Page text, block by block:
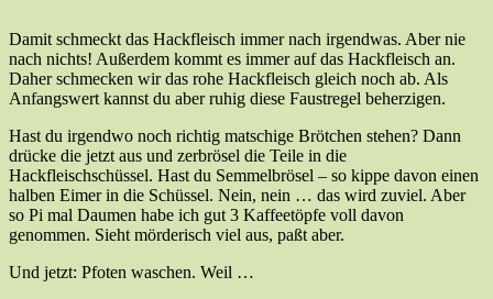
Damit schmeckt das Hackfleisch immer nach irgendwas. Aber nie
nach nichts! Außerdem kommt es immer auf das Hackfleisch an.
Daher schmecken wir das rohe Hackfleisch gleich noch ab. Als
Anfangswert kannst du aber ruhig diese Faustregel beherzigen.
Hast du irgendwo noch richtig matschige Brötchen stehen? Dann
drücke die jetzt aus und zerbrösel die Teile in die
Hackfleischschüssel. Hast du Semmelbrösel – so kippe davon einen
halben Eimer in die Schüssel. Nein, nein … das wird zuviel. Aber
so Pi mal Daumen habe ich gut 3 Kaffeetöpfe voll davon
genommen. Sieht mörderisch viel aus, paßt aber.
Und jetzt: Pfoten waschen. Weil …